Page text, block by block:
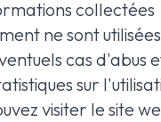
collectées
ne sont
cas d'abus
sur
visiter le site